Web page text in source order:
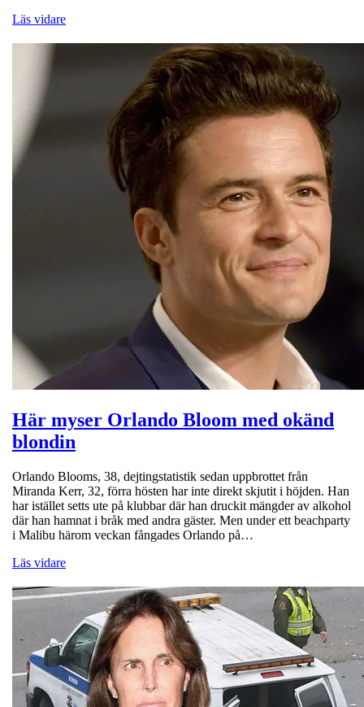
Läs vidare
Här myser Orlando Bloom med okänd
blondin
Orlando Blooms, 38, dejtingstatistik sedan uppbrottet från
Miranda Kerr, 32, förra hösten har inte direkt skjutit i höjden. Han
har istället setts ute på klubbar där han druckit mängder av alkohol
där han hamnat i bråk med andra gäster. Men under ett beachparty
i Malibu härom veckan fångades Orlando på…
Läs vidare